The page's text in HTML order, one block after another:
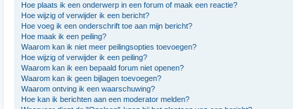
Hoe plaats ik een onderwerp in een forum of maak een reactie?
Hoe wijzig of verwijder ik een bericht?
Hoe voeg ik een onderschrift toe aan mijn bericht?
Hoe maak ik een peiling?
Waarom kan ik niet meer peilingsopties toevoegen?
Hoe wijzig of verwijder ik een peiling?
Waarom kan ik een bepaald forum niet openen?
Waarom kan ik geen bijlagen toevoegen?
Waarom ontving ik een waarschuwing?
Hoe kan ik berichten aan een moderator melden?